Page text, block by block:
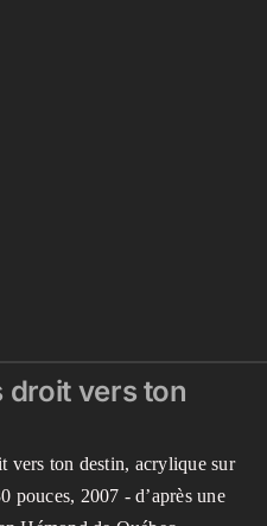
droit vers ton
destin
droit vers ton
vers ton destin, acrylique sur
pouces, 2007 - d’après une